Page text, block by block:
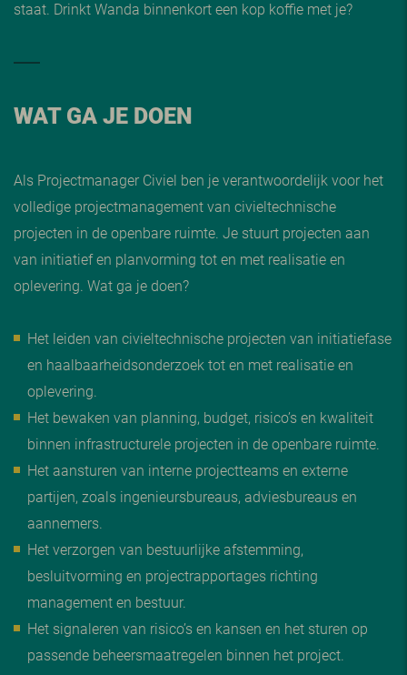
staat. Drinkt Wanda binnenkort een kop koffie met je?
WAT GA JE DOEN
Als Projectmanager Civiel ben je verantwoordelijk voor het
volledige projectmanagement van civieltechnische
projecten in de openbare ruimte. Je stuurt projecten aan
van initiatief en planvorming tot en met realisatie en
oplevering. Wat ga je doen?
Het leiden van civieltechnische projecten van initiatiefase
en haalbaarheidsonderzoek tot en met realisatie en
oplevering.
Het bewaken van planning, budget, risico’s en kwaliteit
binnen infrastructurele projecten in de openbare ruimte.
Het aansturen van interne projectteams en externe
partijen, zoals ingenieursbureaus, adviesbureaus en
aannemers.
Het verzorgen van bestuurlijke afstemming,
besluitvorming en projectrapportages richting
management en bestuur.
Het signaleren van risico’s en kansen en het sturen op
passende beheersmaatregelen binnen het project.